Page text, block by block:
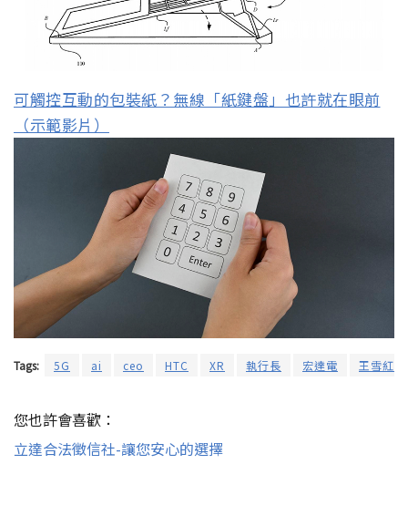
可觸控互動的包裝紙？無線「紙鍵盤」也許就在眼前
（示範影片）
Tags: 5G ai ceo HTC XR 執行長 宏達電 王雪紅
您也許會喜歡：
立達合法徵信社-讓您安心的選擇